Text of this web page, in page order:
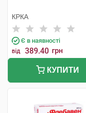
КРКА
Є в наявності
від 389.40 грн
КУПИТИ